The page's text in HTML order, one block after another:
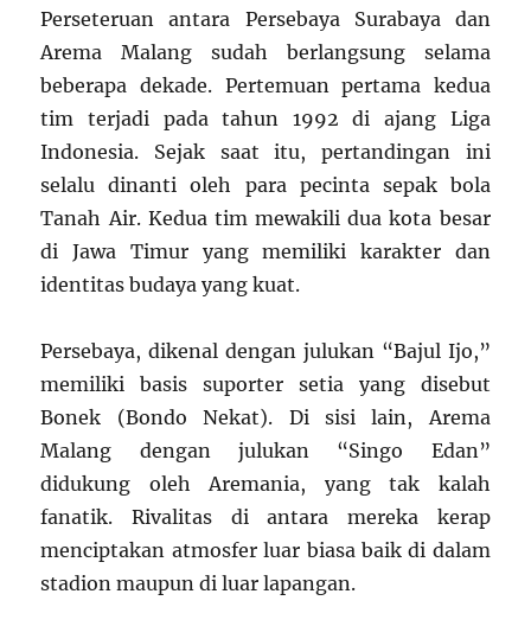
Perseteruan antara Persebaya Surabaya dan
Arema Malang sudah berlangsung selama
beberapa dekade. Pertemuan pertama kedua
tim terjadi pada tahun 1992 di ajang Liga
Indonesia. Sejak saat itu, pertandingan ini
selalu dinanti oleh para pecinta sepak bola
Tanah Air. Kedua tim mewakili dua kota besar
di Jawa Timur yang memiliki karakter dan
identitas budaya yang kuat.
Persebaya, dikenal dengan julukan “Bajul Ijo,”
memiliki basis suporter setia yang disebut
Bonek (Bondo Nekat). Di sisi lain, Arema
Malang dengan julukan “Singo Edan”
didukung oleh Aremania, yang tak kalah
fanatik. Rivalitas di antara mereka kerap
menciptakan atmosfer luar biasa baik di dalam
stadion maupun di luar lapangan.